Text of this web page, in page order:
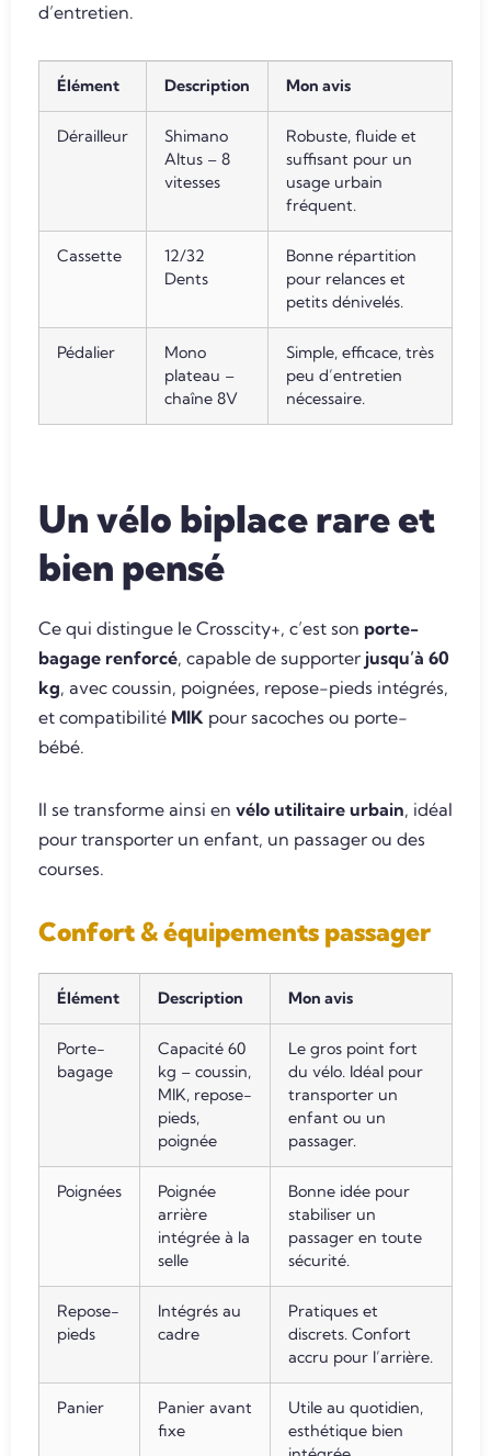
d’entretien.
Élément Description Mon avis
Dérailleur
Shimano
Altus – 8
vitesses
Robuste, fluide et
suffisant pour un
usage urbain
fréquent.
Cassette
12/32
Dents
Bonne répartition
pour relances et
petits dénivelés.
Pédalier
Mono
plateau –
chaîne 8V
Simple, efficace, très
peu d’entretien
nécessaire.
Un vélo biplace rare et
bien pensé
Ce qui distingue le Crosscity+, c’est son porte-
bagage renforcé, capable de supporter jusqu’à 60
kg, avec coussin, poignées, repose-pieds intégrés,
et compatibilité MIK pour sacoches ou porte-
bébé.
Il se transforme ainsi en vélo utilitaire urbain, idéal
pour transporter un enfant, un passager ou des
courses.
Confort & équipements passager
Élément Description Mon avis
Porte-
bagage
Capacité 60
kg – coussin,
MIK, repose-
pieds,
poignée
Le gros point fort
du vélo. Idéal pour
transporter un
enfant ou un
passager.
Poignées
Poignée
arrière
intégrée à la
selle
Bonne idée pour
stabiliser un
passager en toute
sécurité.
Repose-
pieds
Intégrés au
cadre
Pratiques et
discrets. Confort
accru pour l’arrière.
Panier
Panier avant
fixe
Utile au quotidien,
esthétique bien